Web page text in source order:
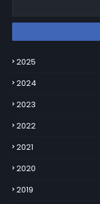
2025
2024
2023
2022
2021
2020
2019